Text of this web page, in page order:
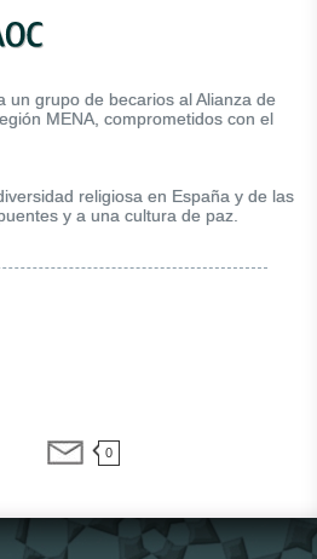
un grupo de becarios al Alianza de
MENA, comprometidos con el
religiosa en España y de las
y a una cultura de paz.
0